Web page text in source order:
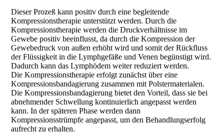
Dieser Prozeß kann positiv durch eine begleitende
Kompressionstherapie unterstützt werden. Durch die
Kompressionstherapie werden die Druckverhältnisse im
Gewebe positiv beeinflusst, da durch die Kompression der
Gewebedruck von außen erhöht wird und somit der Rückfluss
der Flüssigkeit in die Lymphgefäße und Venen begünstigt wird.
Dadurch kann das Lymphödem weiter reduziert werden.
Die Kompressionstherapie erfolgt zunächst über eine
Kompressionsbandagierung zusammen mit Polstermaterialen.
Die Kompressionsbandagierung bietet den Vorteil, dass sie bei
abnehmender Schwellung kontinuierlich angepasst werden
kann. In der späteren Phase werden dann
Kompressionsstrümpfe angepasst, um den Behandlungserfolg
aufrecht zu erhalten.